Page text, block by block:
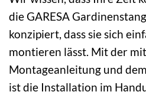
die GARESA
konzipiert, dass sie sich
montieren lässt. Mit der
Montageanleitung und
ist die Installation im